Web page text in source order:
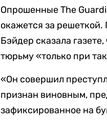
Опрошенные The
окажется за
Бэйдер сказала
тюрьму «только при
«Он совершил
признан виновным,
зафиксированное на